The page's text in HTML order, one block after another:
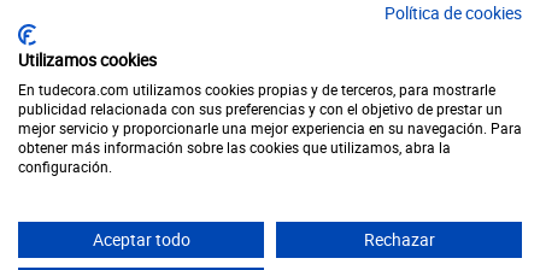
PAGO 100% SEGURO
© 2026 - Desde 1998 en internet - tudecora.com tienda online de muebles
Política de cookies
Utilizamos cookies
En tudecora.com utilizamos cookies propias y de terceros, para mostrarle
publicidad relacionada con sus preferencias y con el objetivo de prestar un
mejor servicio y proporcionarle una mejor experiencia en su navegación. Para
obtener más información sobre las cookies que utilizamos, abra la
configuración.
Aceptar todo Rechazar